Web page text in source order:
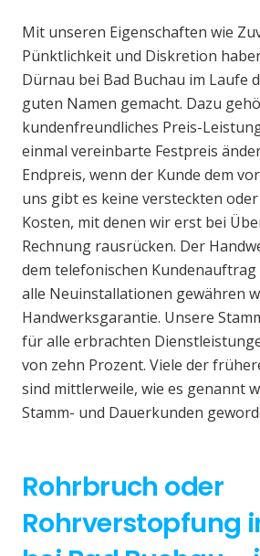
Mit unseren Eigenschaften wie
Pünktlichkeit und Diskretion
Dürnau bei Bad Buchau im Laufe
guten Namen gemacht. Dazu
kundenfreundliches Preis-
einmal vereinbarte Festpreis
Endpreis, wenn der Kunde dem
uns gibt es keine versteckten
Kosten, mit denen wir erst bei
Rechnung rausrücken. Der
dem telefonischen
alle Neuinstallationen gewähren
Handwerksgarantie. Unsere
für alle erbrachten
von zehn Prozent. Viele der
sind mittlerweile, wie es genannt
Stamm- und Dauerkunden
Rohrbruch oder
Rohrverstopfung